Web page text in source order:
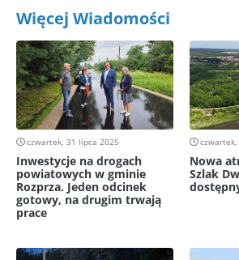
Więcej Wiadomości
czwartek, 31 lipca 2025
Inwestycje na drogach
powiatowych w gminie
Rozprza. Jeden odcinek
gotowy, na drugim trwają
prace
czwartek,
Nowa
Szlak